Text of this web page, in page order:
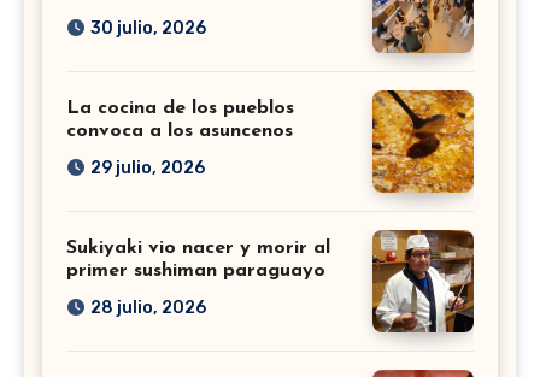
30 julio, 2026
La cocina de los pueblos
convoca a los asuncenos
29 julio, 2026
Sukiyaki vio nacer y morir al
primer sushiman paraguayo
28 julio, 2026